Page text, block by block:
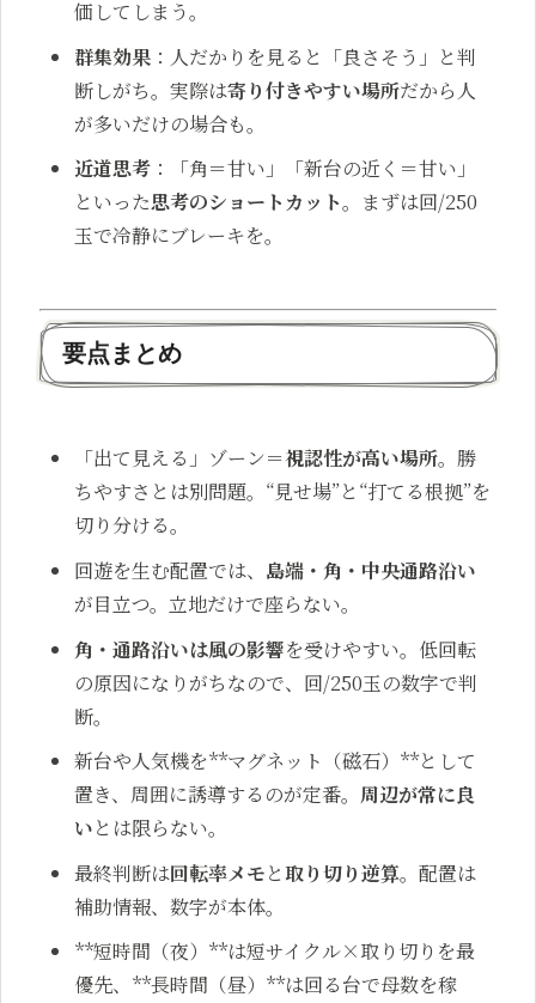
価してしまう。
群集効果 ：人だかりを見ると「良さそう」と判
断しがち。実際は寄り付きやすい場所だから人
が多いだけの場合も。
近道思考 ：「角＝甘い」「新台の近く＝甘い」
といった思考のショートカット。まずは回/250
玉で冷静にブレーキを。
要点まとめ
「出て見える」ゾーン＝視認性が高い場所。勝
ちやすさとは別問題。“見せ場”と“打てる根拠”を
切り分ける。
回遊を生む配置では、 島端・角・中央通路沿い
が目立つ。立地だけで座らない。
角・通路沿いは風の影響を受けやすい。低回転
の原因になりがちなので、回/250玉の数字で判
断。
新台や人気機を**マグネット（磁石）**として
置き、周囲に誘導するのが定番。 周辺が常に良
いとは限らない。
最終判断は回転率メモと取り切り逆算。配置は
補助情報、数字が本体。
**短時間（夜）**は短サイクル×取り切りを最
優先、**長時間（昼）**は回る台で母数を稼